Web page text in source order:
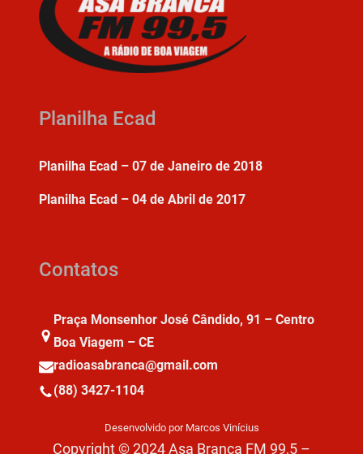
Planilha Ecad
Planilha Ecad – 07 de Janeiro de 2018
Planilha Ecad – 04 de Abril de 2017
Contatos
Praça Monsenhor José Cândido, 91 – Centro
Boa Viagem – CE
radioasabranca@gmail.com
(88) 3427-1104
Desenvolvido por Marcos Vinícius
Copyright © 2024 Asa Branca FM 99,5 –